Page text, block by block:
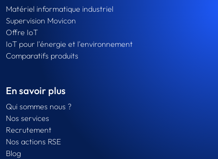
Matériel informatique industriel
Supervision Movicon
Offre IoT
IoT pour l'énergie et l'environnement
Comparatifs produits
En savoir plus
Qui sommes nous ?
Nos services
Recrutement
Nos actions RSE
Blog